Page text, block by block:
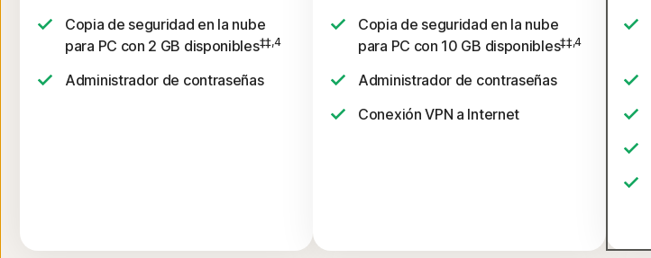
Copia de seguridad en la nube
para PC con 2 GB disponibles‡‡,4
Administrador de contraseñas
Copia de seguridad en la nube
para PC con 10 GB disponibles‡‡,4
Administrador de contraseñas
Conexión VPN a Internet